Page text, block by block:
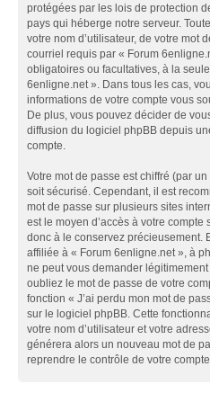
protégées par les lois de protection
pays qui héberge notre serveur.
votre nom d’utilisateur, de votre mot
courriel requis par « Forum
obligatoires ou facultatives, à la
6enligne.net ». Dans tous les cas,
informations de votre compte vous
De plus, vous pouvez décider de
diffusion du logiciel phpBB depuis
compte.
Votre mot de passe est chiffré (par
soit sécurisé. Cependant, il est
mot de passe sur plusieurs sites
est le moyen d’accès à votre
donc à le conservez précieusement.
affiliée à « Forum 6enligne.net », à
ne peut vous demander
oubliez le mot de passe de votre
fonction « J’ai perdu mon mot de
sur le logiciel phpBB. Cette
votre nom d’utilisateur et votre
générera alors un nouveau mot de
reprendre le contrôle de votre